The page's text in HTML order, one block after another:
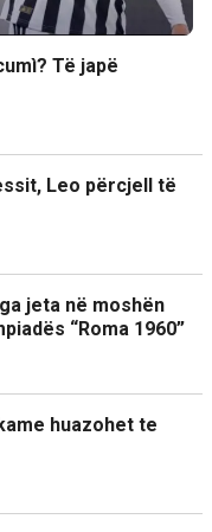
Të japë
Leo përcjell të
jeta në moshën
“Roma 1960”
huazohet te